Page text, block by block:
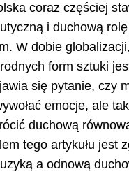
coraz częściej
i duchową
W dobie
form sztuki
się pytanie, czy
emocje, ale
duchową
tego artykułu jest
a odnową